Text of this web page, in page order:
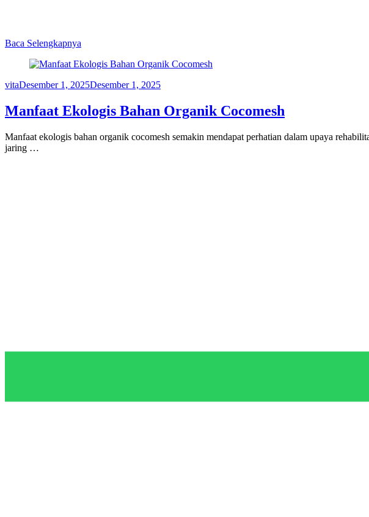
Baca Selengkapnya
vitaDesember 1, 2025Desember 1, 2025
Manfaat Ekologis Bahan Organik Cocomesh
Manfaat ekologis bahan organik cocomesh semakin mendapat perhatian dalam upaya
jaring …